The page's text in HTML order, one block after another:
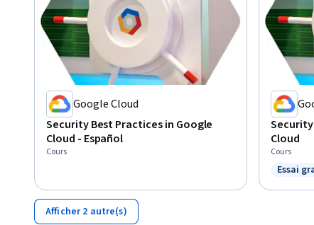
Google Cloud
Security Best Practices in Google
Cloud - Español
Cours
Cloud
Cours
Statut :
Essai
Afficher 2 autre(s)